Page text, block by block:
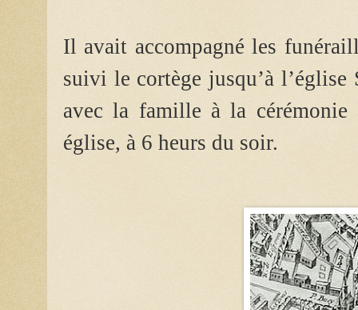
Il avait accompagné les
suivi le cortège jusqu’à
avec la famille à la
église, à 6 heurs du soir.